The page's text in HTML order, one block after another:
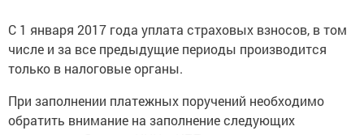
С 1 января 2017 года уплата страховых взносов, в том
числе и за все предыдущие периоды производится
только в налоговые органы.
При заполнении платежных поручений необходимо
обратить внимание на заполнение следующих